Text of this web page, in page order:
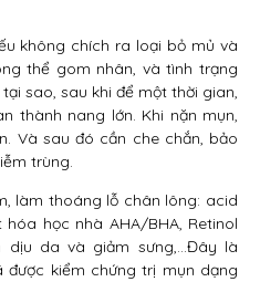
không chích ra loại bỏ mủ và
thể gom nhân, và tình trạng
sao, sau khi để một thời gian,
thành nang lớn. Khi nặn mụn,
Và sau đó cần che chắn, bảo
trùng.
làm thoáng lỗ chân lông: acid
học nhà AHA/BHA, Retinol
dịu da và giảm sưng,…Đây là
được kiểm chứng trị mụn dạng